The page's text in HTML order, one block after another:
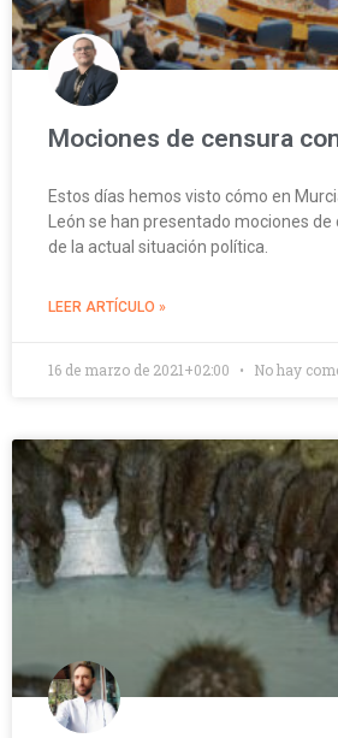
Mociones de censura
Estos días hemos visto cómo en
León se han presentado mociones
de la actual situación política.
LEER ARTÍCULO »
16 de marzo de 2021+02:00 No hay